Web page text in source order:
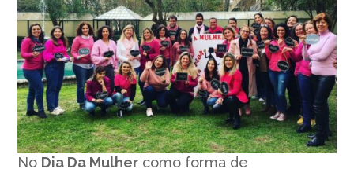
No Dia Da Mulher como forma de